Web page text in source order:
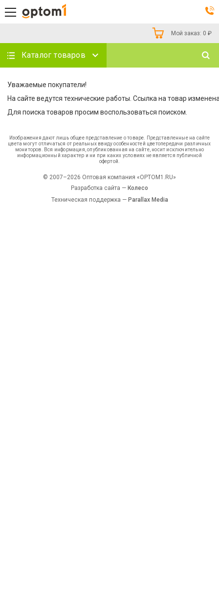
Мой заказ: 0 ₽
Каталог товаров
Уважаемые покупатели!
На сайте ведутся технические работы. Ссылка на товар
Для поиска товаров просим воспользоваться поиском.
Изображения дают лишь общее представление о товаре. Представленные на сайте
цвета могут отличаться от реальных ввиду особенностей цветопередачи различных
мониторов. Вся информация, опубликованная на сайте, носит исключительно
информационный характер и ни при каких условиях не является публичной
офертой.
© 2007–2026 Оптовая компания «OPTOM1.RU»
Разработка сайта — Колесо
Техническая поддержка — Parallax Media